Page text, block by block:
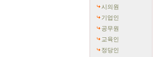
시의원
기업인
공무원
교육인
정당인